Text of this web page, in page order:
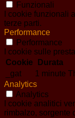
Funzionali
I cookie
terze parti.
Performance
Performance
I cookie sulle
Cookie
Durata
_gat
1 minute
Analytics
Analytics
I cookie analitici
rimbalzo, sorgente